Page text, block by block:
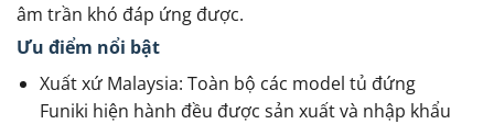
âm trần khó đáp ứng được.
Ưu điểm nổi bật
Xuất xứ Malaysia: Toàn bộ các model tủ đứng
Funiki hiện hành đều được sản xuất và nhập khẩu